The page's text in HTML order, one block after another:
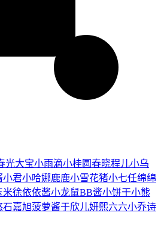
光大宝小雨滴小桂圆春晓程儿小乌
小君小哈娜鹿鹿小雪花猪小七任绵绵
米徐依依酱小龙鼠BB酱小饼干小熊
石嘉旭菠萝酱于欣儿妍熙六六小乔诗